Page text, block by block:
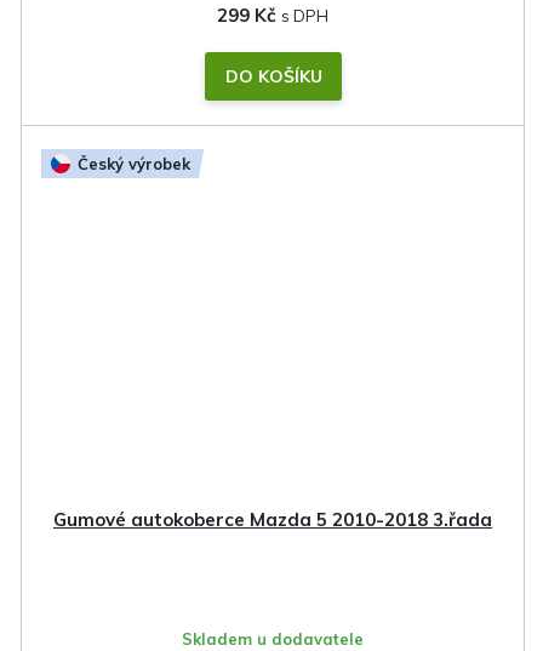
299 Kč
DO KOŠÍKU
Český výrobek
Gumové autokoberce Mazda 5 2010-2018 3.řada
Skladem u dodavatele